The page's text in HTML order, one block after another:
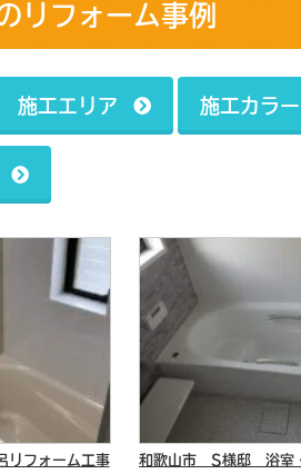
リフォーム事例
施工エリア 施工カラー
フォーム工事